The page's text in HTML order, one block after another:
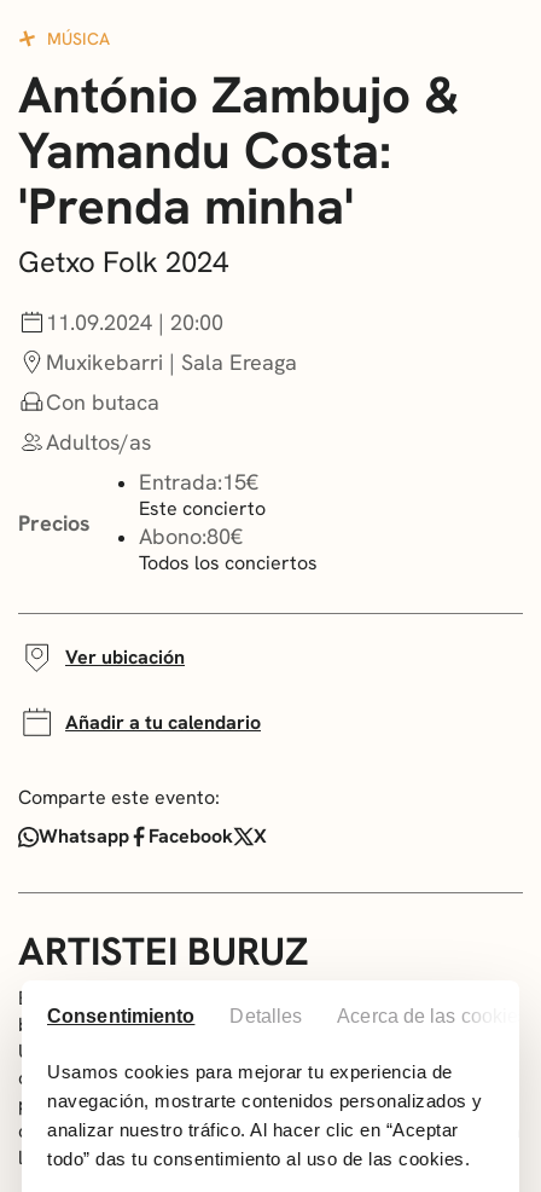
Consentimiento Detalles Acerca de las cookies
Usamos cookies para mejorar tu experiencia de
navegación, mostrarte contenidos personalizados y
analizar nuestro tráfico. Al hacer clic en “Aceptar
todo” das tu consentimiento al uso de las cookies.
CONVOCATORIAS
NOTICIAS
GETXO KULTURA
ASOCIACIONES CULTURALES
MÚSICA
António Zambujo &
Yamandu Costa:
'Prenda minha'
Getxo Folk 2024
11.09.2024 | 20:00
Muxikebarri | Sala Ereaga
Con butaca
Adultos/as
Precios
Entrada:15€
Este concierto
Abono:80€
Todos los conciertos
Ver ubicación
Añadir a tu calendario
Comparte este evento:
Whatsapp
Facebook X
ARTISTEI BURUZ
El cantante portugués António Zambujo y el guitarrista
brasileño Yamandu Costa firman a dúo ‘Prenda minha’.
Un disco lleno de sutileza y armonía, de intimidad y
cercanía. El concierto de Getxo Folk tendrá repertorio
portugués, brasileño y también alguna incursión en el
cancionero en castellano. En resumen, será una hermosa
lección de vida.